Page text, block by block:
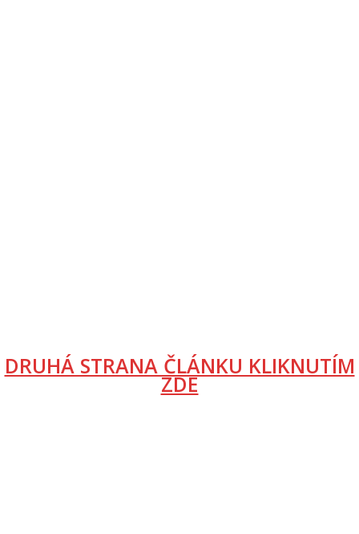
DRUHÁ STRANA ČLÁNKU KLIKNUTÍM
ZDE